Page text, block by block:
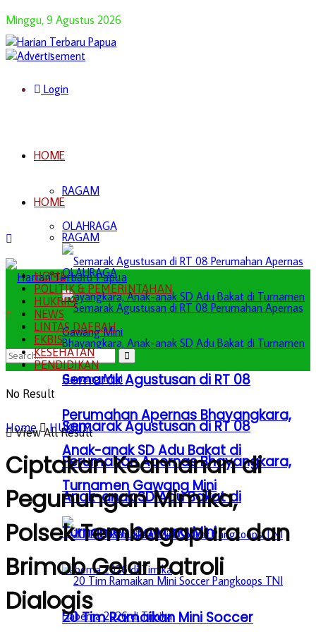
Minggu, 9 Agustus 2026
Login
HOME
RAGAM
OLAHRAGA
Semarak Agustusan di RT 08
Perumahan Apernas Bhayangkara,
Anak-anak SD Adu Bakat di
Turnamen Gawang Mini
20 Tim Ramaikan Mini Soccer
HOME
RAGAM
OLAHRAGA
Semarak Agustusan di RT 08
Perumahan Apernas Bhayangkara,
Anak-anak SD Adu Bakat di
Turnamen Gawang Mini
No Result
View All Result
HOME
POLITIK & PEMERINTAHAN
HUKRIM
NEWS
LINTAS DAERAH
EKBIS
KESEHATAN
PENDIDIKAN
Home HUKRIM
Ciptakan Keamanan di
Pegunungan Mimika,
Polsek Tembagapura dan
Brimob Gelar Patroli
Dialogis